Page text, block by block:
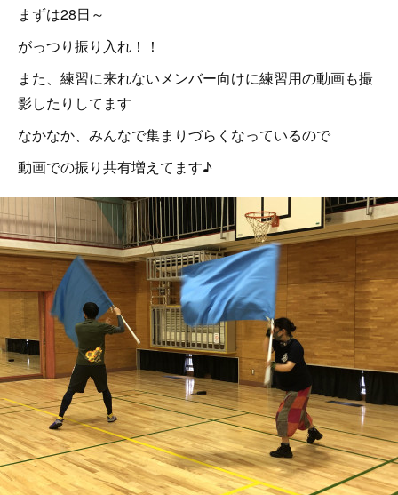
まずは28日～
がっつり振り入れ！！
また、練習に来れないメンバー向けに練習用の動画も撮
影したりしてます
なかなか、みんなで集まりづらくなっているので
動画での振り共有増えてます♪